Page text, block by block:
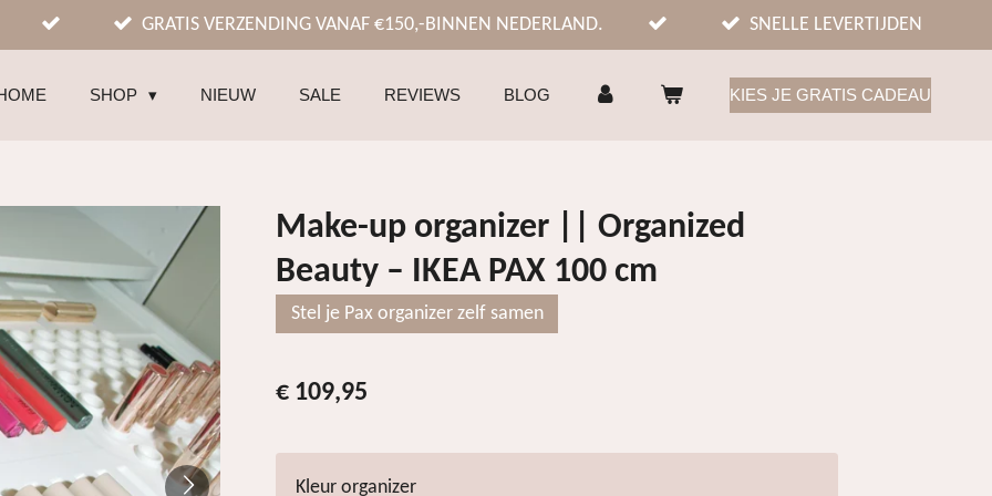
GRATIS VERZENDING VANAF €150,-BINNEN NEDERLAND. SNELLE LEVERTIJDEN
SHOP NIEUW SALE REVIEWS BLOG KIES JE GRATIS CADEAU
Make-up organizer || Organized
Beauty – IKEA PAX 100 cm
Stel je Pax organizer zelf samen
€ 109,95
Kleur organizer